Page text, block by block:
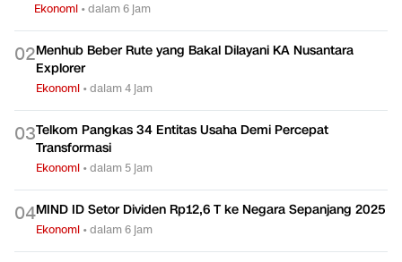
Ekonomi •dalam 6 jam
02Menhub Beber Rute yang Bakal Dilayani KA Nusantara
Explorer
Ekonomi •dalam 4 jam
03Telkom Pangkas 34 Entitas Usaha Demi Percepat
Transformasi
Ekonomi •dalam 5 jam
04MIND ID Setor Dividen Rp12,6 T ke Negara Sepanjang 2025
Ekonomi •dalam 6 jam